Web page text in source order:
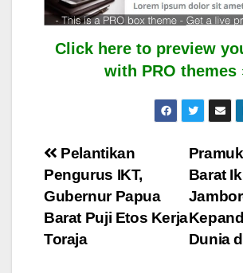
Click here to preview
with PRO themes
Post
navigation
Barat
Dunia
Pelantikan
Pengurus IKT,
Gubernur Papua
Barat Puji Etos Kerja
Toraja